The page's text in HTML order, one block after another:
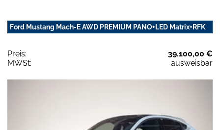
Ford Mustang Mach-E AWD PREMIUM PANO+LED Matrix+RFK
Preis:
39.100,00 €
MWSt:
ausweisbar